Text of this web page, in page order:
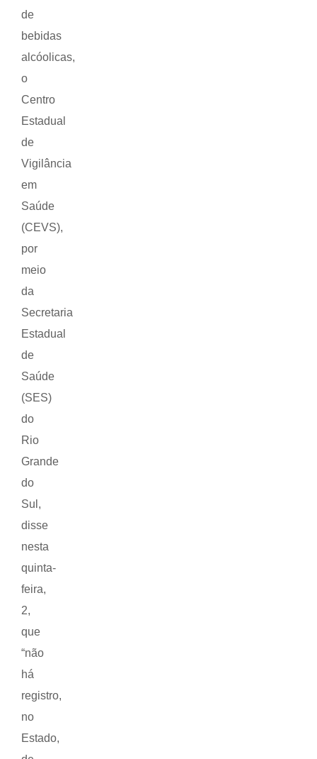
de
bebidas
alcóolicas,
o
Centro
Estadual
de
Vigilância
em
Saúde
(CEVS),
por
meio
da
Secretaria
Estadual
de
Saúde
(SES)
do
Rio
Grande
do
Sul,
disse
nesta
quinta-
feira,
2,
que
“não
há
registro,
no
Estado,